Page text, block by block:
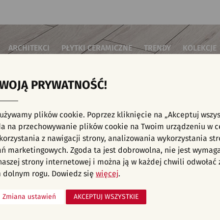
ARCHITEKCI PŁYTKI CERAMICZNE TRENDY KOLEKCJE
do sypialni
kuchenne
łazienkowe
na schody
na taras
komercyjne
Płytki ścienne
Płytki cegiełki
Płytki drewnopodobne
Płytki heksagonalne
Płytki jodełka
Płytki kamienne
Płytki kolorowe
Płytki
Płytki we
KAFELKI - NOWOŚCI, KUCHNIA, BETON,
PRYWATNOŚĆ!
plików cookie. Poprzez kliknięcie na „Akceptuj
na przechowywanie plików cookie na Twoim urządzeniu w
z nawigacji strony, analizowania wykorzystania
marketingowych. Zgoda ta jest dobrowolna, nie jest
strony internetowej i można ją w każdej chwili odwołać
dolnym rogu. Dowiedz się więcej.
Zmiana ustawień AKCEPTUJ WSZYSTKIE